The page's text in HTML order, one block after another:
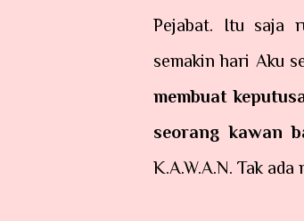
Pejabat. Itu saja
semakin hari Aku
membuat
seorang kawan
K.A.W.A.N. Tak ada